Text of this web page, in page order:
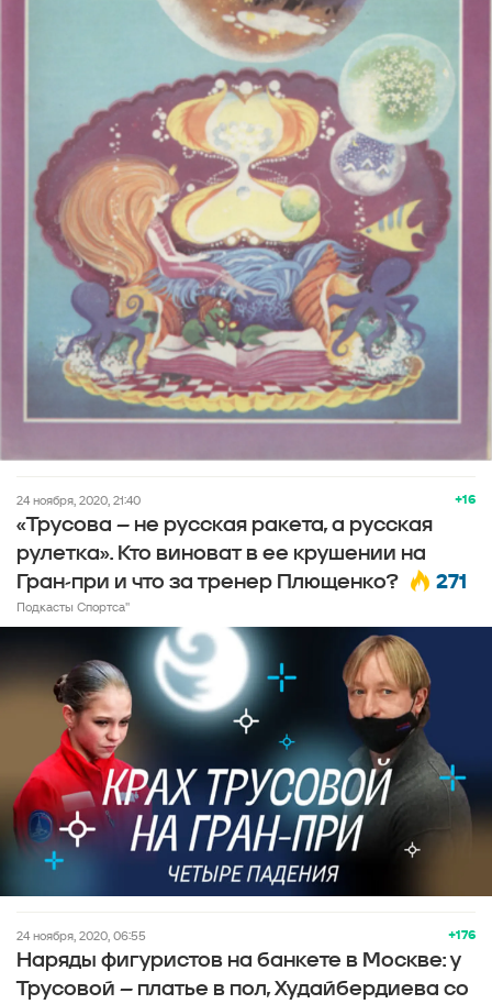
+16
24 ноября, 2020, 21:40
«Трусова – не русская ракета, а русская
рулетка». Кто виноват в ее крушении на
Гран-при и что за тренер Плющенко?
271
Подкасты Спортса''
+176
24 ноября, 2020, 06:55
Наряды фигуристов на банкете в Москве: у
Трусовой – платье в пол, Худайбердиева со